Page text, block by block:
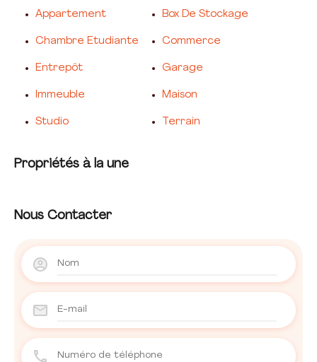
Appartement Box De Stockage
Chambre Etudiante Commerce
Entrepôt Garage
Immeuble Maison
Studio Terrain
Propriétés à la une
Nous Contacter